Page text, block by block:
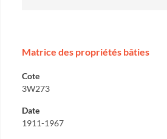
Matrice des propriétés bâties
Cote
3W273
Date
1911-1967